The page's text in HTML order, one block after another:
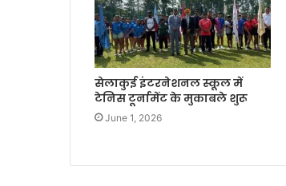
सेलाकुई इंटरनेशनल स्कूल में
टेनिस टूर्नामेंट के मुकाबले शुरू
June 1, 2026